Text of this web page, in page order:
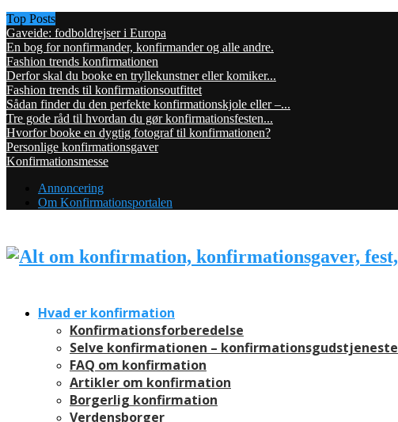
Top Posts
Gaveide: fodboldrejser i Europa
En bog for nonfirmander, konfirmander og alle andre.
Fashion trends konfirmationen
Derfor skal du booke en tryllekunstner eller komiker...
Fashion trends til konfirmationsoutfittet
Sådan finder du den perfekte konfirmationskjole eller –...
Tre gode råd til hvordan du gør konfirmationsfesten...
Hvorfor booke en dygtig fotograf til konfirmationen?
Personlige konfirmationsgaver
Konfirmationsmesse
Annoncering
Om Konfirmationsportalen
Hvad er konfirmation
Konfirmationsforberedelse
Selve konfirmationen – konfirmationsgudstjeneste
FAQ om konfirmation
Artikler om konfirmation
Borgerlig konfirmation
Verdensborger